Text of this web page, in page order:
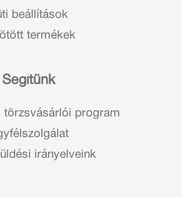
beállítások
termékek
Segítünk
törzsvásárlói program
irányelveink